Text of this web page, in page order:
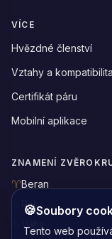
VÍCE
Hvězdné členství
Vztahy a kompatibilita
Certifikát páru
Mobilní aplikace
ZNAMENÍ
Beran
Rak
🍪Soubory
Tento web